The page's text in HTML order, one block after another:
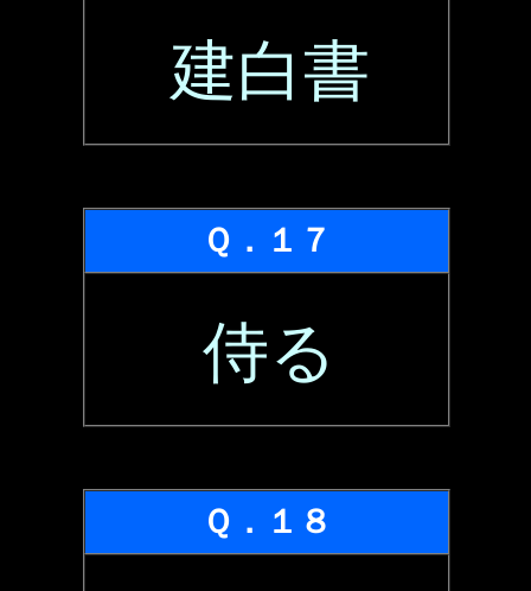
建白書
Ｑ．１７
侍る
Ｑ．１８